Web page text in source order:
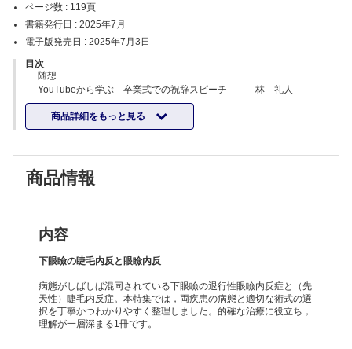
ページ数 : 119頁
書籍発行日 : 2025年7月
電子版発売日 : 2025年7月3日
目次
随想
YouTubeから学ぶ―卒業式での祝辞スピーチ― 林 礼人
特集 高度・中等度下眼瞼の睫毛内反と眼瞼内反
企画にあたって 権太 浩一
下眼瞼の睫毛内反と退行性眼瞼内反の病態 権太 浩一 ほか
Skin redraping法による内眼角贅皮矯正を併施したHotz法 安積 昌
吾 ほか
か
下眼瞼退行性内反に対するDouble Linked Deep Quickert法 長西
裕樹
形成外科 Topics！
第61回全国国立大学病院手術部会議 in松本 2024 杠 俊介
社会形成外科学の萌芽
第4回 形成外科と法律・制度 佐藤 誠
商品詳細をもっと見る
商品情報
内容
下眼瞼の睫毛内反と眼瞼内反
病態がしばしば混同されている下眼瞼の退行性眼瞼内反症と（先
天性）睫毛内反症。本特集では，両疾患の病態と適切な術式の選
択を丁寧かつわかりやすく整理しました。的確な治療に役立ち，
理解が一層深まる1冊です。